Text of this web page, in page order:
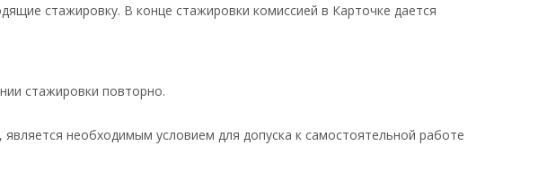
стажировку. В конце стажировки комиссией в Карточке дается
стажировки повторно.
необходимым условием для допуска к самостоятельной работе